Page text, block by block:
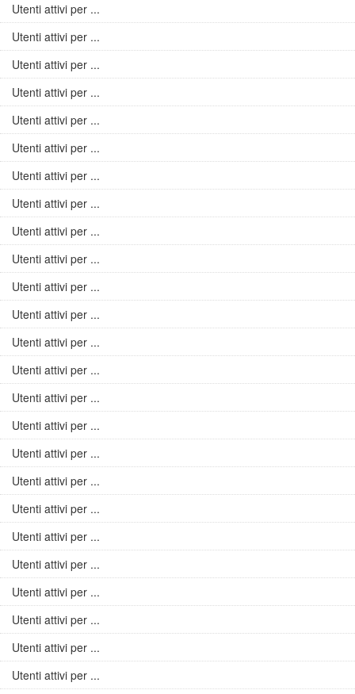
Utenti attivi per ...
Utenti attivi per ...
Utenti attivi per ...
Utenti attivi per ...
Utenti attivi per ...
Utenti attivi per ...
Utenti attivi per ...
Utenti attivi per ...
Utenti attivi per ...
Utenti attivi per ...
Utenti attivi per ...
Utenti attivi per ...
Utenti attivi per ...
Utenti attivi per ...
Utenti attivi per ...
Utenti attivi per ...
Utenti attivi per ...
Utenti attivi per ...
Utenti attivi per ...
Utenti attivi per ...
Utenti attivi per ...
Utenti attivi per ...
Utenti attivi per ...
Utenti attivi per ...
Utenti attivi per ...